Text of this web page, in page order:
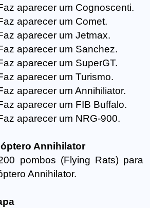
aparecer um Cognoscenti.
aparecer um Comet.
aparecer um Jetmax.
aparecer um Sanchez.
aparecer um SuperGT.
aparecer um Turismo.
aparecer um Annihiliator.
aparecer um FIB Buffalo.
aparecer um NRG-900.
Annihilator
pombos (Flying Rats) para
Annihilator.